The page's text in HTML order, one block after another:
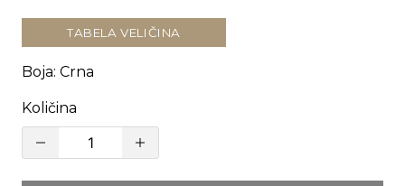
TABELA VELIČINA
Boja: Crna
Količina